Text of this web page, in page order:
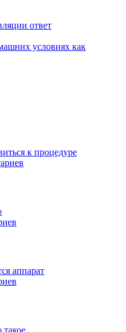
ответ
условиях как
к процедуре
аппарат
такое